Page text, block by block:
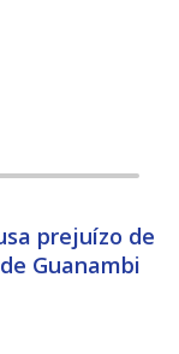
prejuízo de
Guanambi